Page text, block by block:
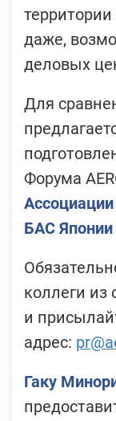
даже,
деловых
Для
Форума
БАС Японии
коллеги из
и
адрес:
Гаку